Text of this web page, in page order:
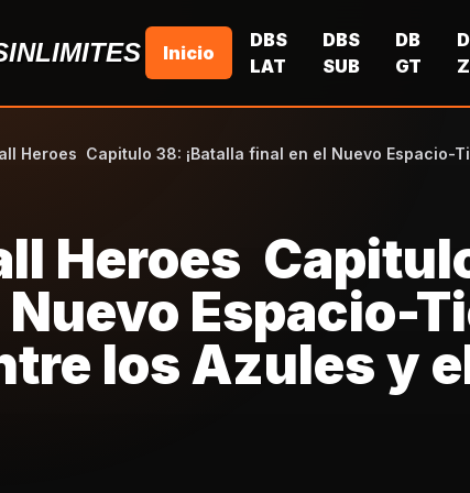
Inicio
DBS
LAT
DBS
SUB
DB
GT
Z
Heroes Capitulo 38: ¡Batalla final en el Nuevo Espacio-
Heroes
Espacio-
los Azules y